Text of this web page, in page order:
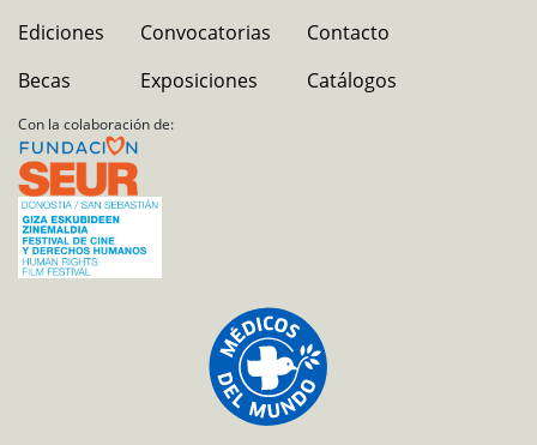
Ediciones
Becas
Convocatorias
Exposiciones
Contacto
Catálogos
Con la colaboración de: